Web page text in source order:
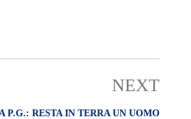
NEXT
P.G.: RESTA IN TERRA UN UOMO